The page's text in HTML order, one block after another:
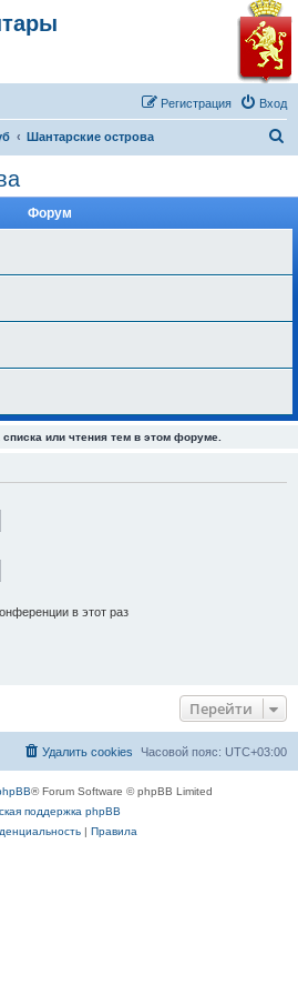
Вход
Регистрация
Шантарские острова
Форум
или чтения тем в этом форуме.
в этот раз
Перейти
Часовой пояс: UTC+03:00
Удалить cookies
® Forum Software © phpBB Limited
поддержка phpBB
| Правила